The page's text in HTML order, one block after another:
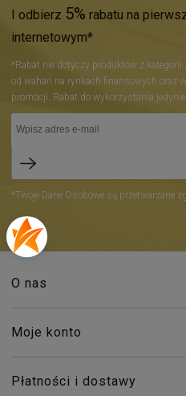
I odbierz 5% rabatu na
internetowym*
*Rabat nie dotyczy produktów z kategorii
od wahań na rynkach finansowych oraz
promocji. Rabat do wykorzystania
*Twoje Dane Osobowe są przetwarzane
O nas
Moje konto
Płatności i dostawy